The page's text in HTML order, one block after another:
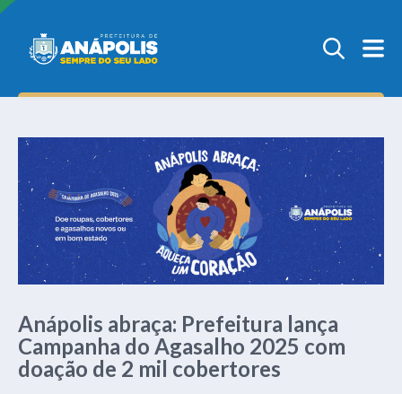
Anápolis abraça: Prefeitura lança
Campanha do Agasalho 2025 com
doação de 2 mil cobertores